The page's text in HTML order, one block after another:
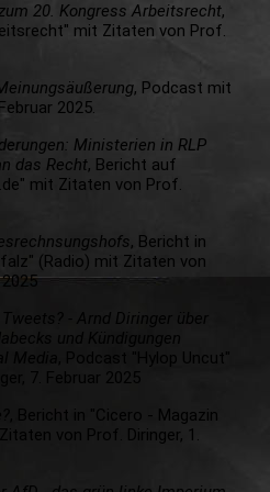
20. Kongress Arbeitsrecht,
mit Zitaten von Prof.
, Podcast mit
2025.
Ministerien in RLP
das Recht, Bericht auf
mit Zitaten von Prof.
, Bericht in
(Radio) mit Zitaten von
- Arnd Diringer über
und Kündigungen
, Podcast "Hylop Uncut"
7. Februar 2025
, Bericht in "Cicero - Magazin
von Prof. Diringer, 1.